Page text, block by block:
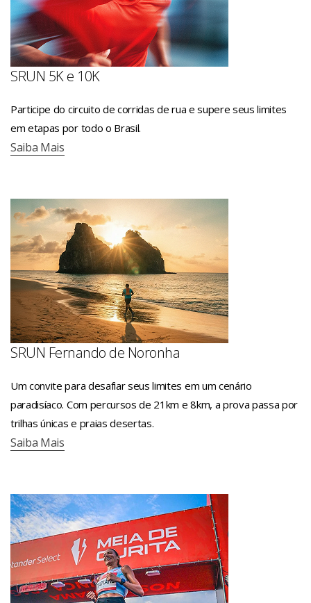
SRUN 5K e 10K
Participe do circuito de corridas de rua e supere seus limites
em etapas por todo o Brasil.
Saiba Mais
SRUN Fernando de Noronha
Um convite para desafiar seus limites em um cenário
paradisíaco. Com percursos de 21km e 8km, a prova passa por
trilhas únicas e praias desertas.
Saiba Mais